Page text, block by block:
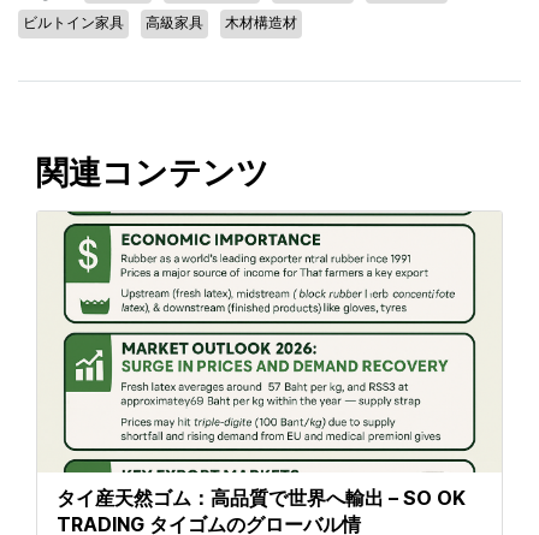
ビルトイン家具 高級家具 木材構造材
関連コンテンツ
タイ産天然ゴム：高品質で世界へ輸出 – SO OK
TRADING タイゴムのグローバル情